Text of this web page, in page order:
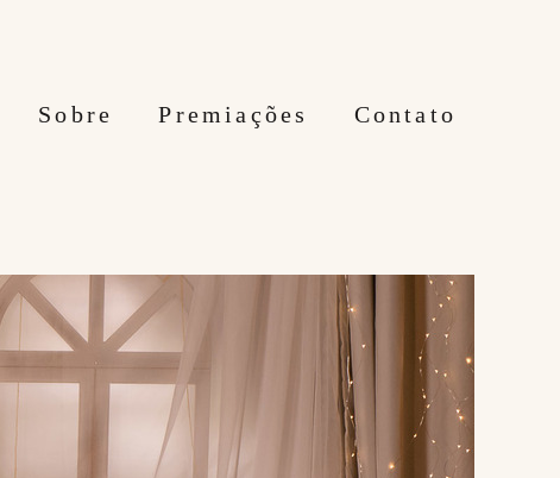
Sobre Premiações Contato